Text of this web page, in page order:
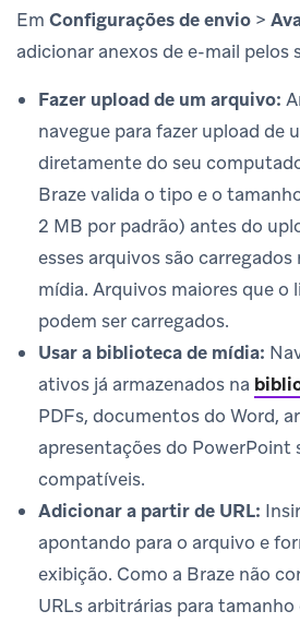
Em Configurações de envio >
adicionar anexos de e-mail pelos
Fazer upload de um arquivo:
navegue para fazer upload de
diretamente do seu
Braze valida o tipo e o
2 MB por padrão) antes do
esses arquivos são
mídia. Arquivos maiores que o
podem ser carregados.
Usar a biblioteca de mídia:
ativos já armazenados na
PDFs, documentos do Word,
apresentações do PowerPoint
compatíveis.
Adicionar a partir de URL:
apontando para o arquivo e
exibição. Como a Braze não
URLs arbitrárias para